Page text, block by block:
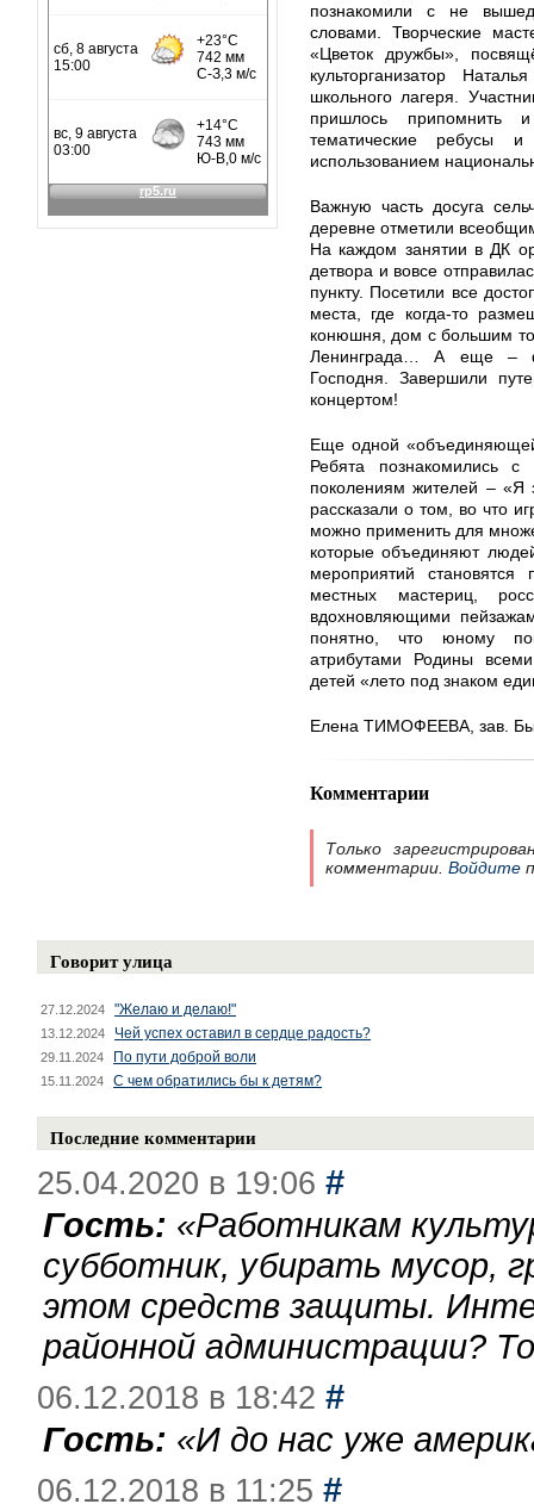
познакомили с не
словами. Творческие
«Цветок дружбы»,
культорганизатор
школьного лагеря.
пришлось припомнить
тематические ребусы
использованием
Важную часть досуга
деревне отметили
На каждом занятии в ДК
детвора и вовсе
пункту. Посетили все
места, где когда-то
конюшня, дом с большим
Ленинграда… А еще –
Господня. Завершили
концертом!
Еще одной
Ребята познакомились
поколениям жителей –
рассказали о том, во что
можно применить для
которые объединяют
мероприятий
местных мастериц,
вдохновляющими
понятно, что юному
атрибутами Родины
детей «лето под знаком
Елена ТИМОФЕЕВА, зав.
Комментарии
Только
комментарии. Войдите
Говорит улица
27.12.2024 "Желаю и делаю!"
13.12.2024 Чей успех оставил в сердце радость?
29.11.2024 По пути доброй воли
15.11.2024 С чем обратились бы к детям?
Последние комментарии
25.04.2020 в 19:06 #
Гость: «Работникам
субботник, убирать мусор,
этом средств защиты.
районной администрации?
06.12.2018 в 18:42 #
Гость: «И до нас уже
06.12.2018 в 11:25 #